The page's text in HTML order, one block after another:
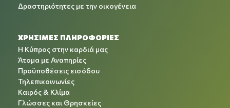
Δραστηριότητες με την οικογένεια
ΧΡΉΣΙΜΕΣ ΠΛΗΡΟΦΟΡΊΕΣ
Η Κύπρος στην καρδιά μας
Άτομα με Αναπηρίες
Προϋποθέσεις εισόδου
Τηλεπικοινωνίες
Καιρός & Κλίμα
Γλώσσες και Θρησκείες